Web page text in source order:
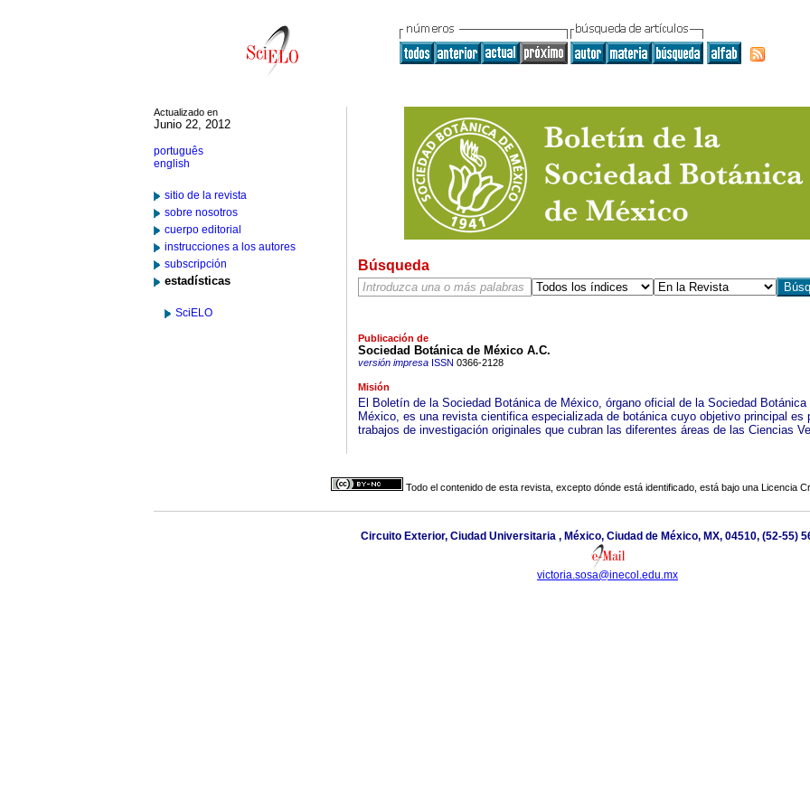
Actualizado en
Junio 22, 2012
português
english
sitio de la revista
sobre nosotros
cuerpo editorial
instrucciones a los autores
subscripción
estadísticas
SciELO
Búsqueda
Publicación de
Sociedad Botánica de México A.C.
versión impresaISSN 0366-2128
Misión
El Boletín de la Sociedad Botánica de México, órgano oficial de la Sociedad Botánica
México, es una revista cientifica especializada de botánica cuyo objetivo principal es
trabajos de investigación originales que cubran las diferentes áreas de las Ciencias
Todo el contenido de esta revista, excepto dónde está identificado, está bajo una Licencia
Circuito Exterior, Ciudad Universitaria , México, Ciudad de México, MX, 04510, (52-55)
victoria.sosa@inecol.edu.mx